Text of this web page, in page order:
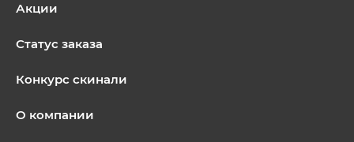
Акции
Статус заказа
Конкурс скинали
О компании